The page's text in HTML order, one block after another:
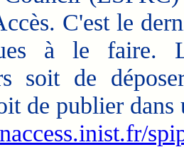
C'est le
à le faire.
soit de
de publier